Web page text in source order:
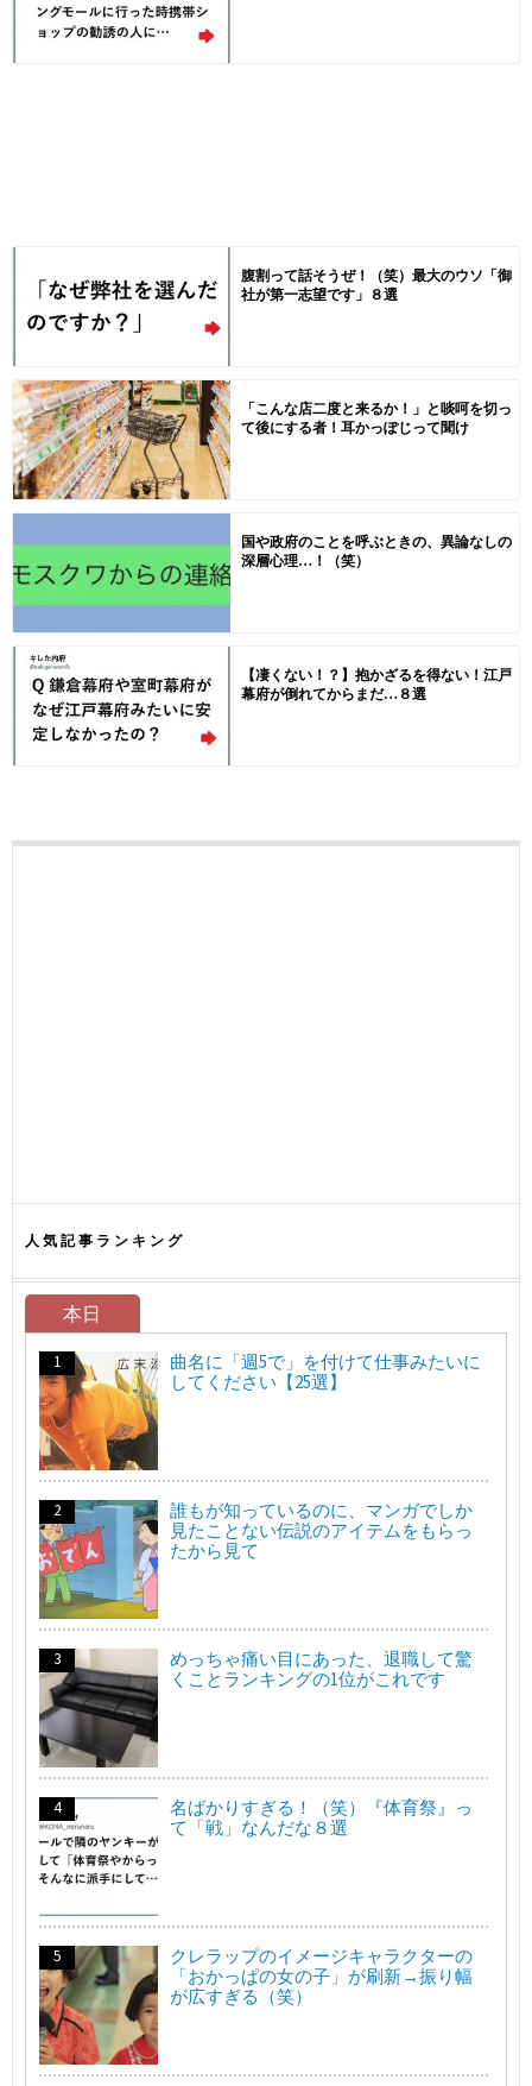
腹割って話そうぜ！（笑）最大のウソ「御
社が第一志望です」８選
「こんな店二度と来るか！」と啖呵を切っ
て後にする者！耳かっぽじって聞け
国や政府のことを呼ぶときの、異論なしの
深層心理…！（笑）
【凄くない！？】抱かざるを得ない！江戸
幕府が倒れてからまだ…８選
人気記事ランキング
本日
曲名に「週5で」を付けて仕事みたいに
してください【25選】
誰もが知っているのに、マンガでしか
見たことない伝説のアイテムをもらっ
たから見て
めっちゃ痛い目にあった、退職して驚
くことランキングの1位がこれです
名ばかりすぎる！（笑）『体育祭』っ
て「戦」なんだな８選
クレラップのイメージキャラクターの
「おかっぱの女の子」が刷新→振り幅
が広すぎる（笑）